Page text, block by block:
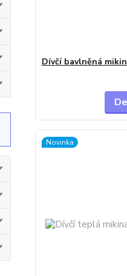
Dívčí bavlněná
Novinka